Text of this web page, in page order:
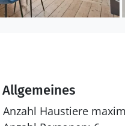
Anzahl Haustiere